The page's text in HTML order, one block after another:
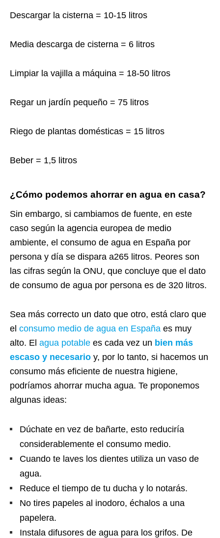
Descargar la cisterna = 10-15 litros
Media descarga de cisterna = 6 litros
Limpiar la vajilla a máquina = 18-50 litros
Regar un jardín pequeño = 75 litros
Riego de plantas domésticas = 15 litros
Beber = 1,5 litros
¿Cómo podemos ahorrar en agua en casa?
Sin embargo, si cambiamos de fuente, en este
caso según la agencia europea de medio
ambiente, el consumo de agua en España por
persona y día se dispara a265 litros. Peores son
las cifras según la ONU, que concluye que el dato
de consumo de agua por persona es de 320 litros.
Sea más correcto un dato que otro, está claro que
el consumo medio de agua en España es muy
alto. El agua potable es cada vez un bien más
escaso y necesario y, por lo tanto, si hacemos un
consumo más eficiente de nuestra higiene,
podríamos ahorrar mucha agua. Te proponemos
algunas ideas:
Dúchate en vez de bañarte, esto reduciría
considerablemente el consumo medio.
Cuando te laves los dientes utiliza un vaso de
agua.
Reduce el tiempo de tu ducha y lo notarás.
No tires papeles al inodoro, échalos a una
papelera.
Instala difusores de agua para los grifos. De